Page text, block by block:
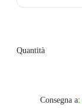
Quantità
Consegna a: